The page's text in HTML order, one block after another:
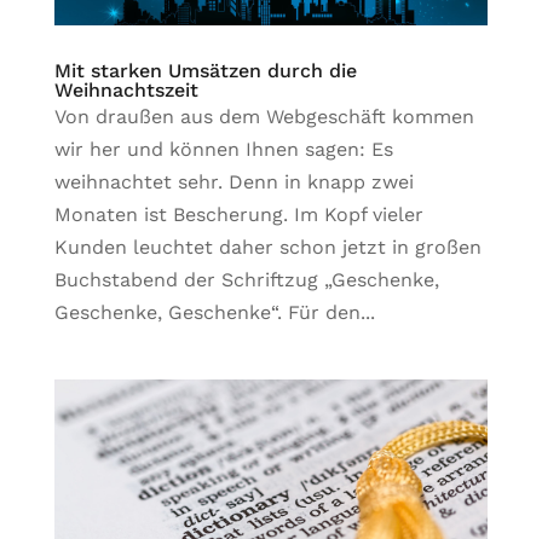
Mit starken Umsätzen durch die
Weihnachtszeit
Von draußen aus dem Webgeschäft kommen
wir her und können Ihnen sagen: Es
weihnachtet sehr. Denn in knapp zwei
Monaten ist Bescherung. Im Kopf vieler
Kunden leuchtet daher schon jetzt in großen
Buchstabend der Schriftzug „Geschenke,
Geschenke, Geschenke“. Für den...